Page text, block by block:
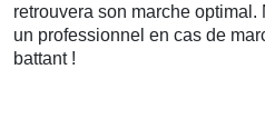
retrouvera son marche
un professionnel en cas de
battant !